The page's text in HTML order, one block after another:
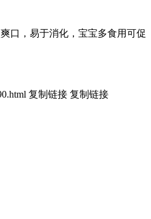
口，易于消化，宝宝多食用可促
复制链接 复制链接